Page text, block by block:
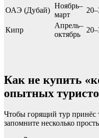
ОАЭ (Дубай)
Ноябрь–
март
Кипр
Апрель–
октябрь
Как не купить
опытных
Чтобы горящий тур принёс
запомните несколько